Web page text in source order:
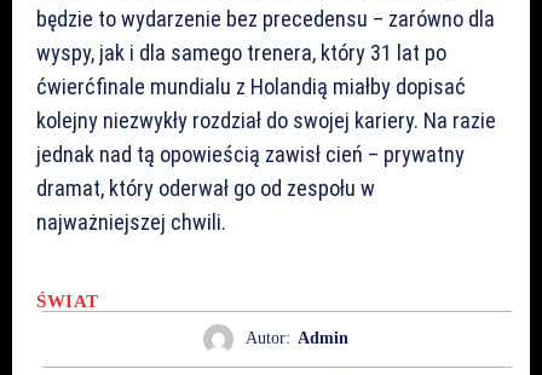
będzie to wydarzenie bez precedensu – zarówno dla
wyspy, jak i dla samego trenera, który 31 lat po
ćwierćfinale mundialu z Holandią miałby dopisać
kolejny niezwykły rozdział do swojej kariery. Na razie
jednak nad tą opowieścią zawisł cień – prywatny
dramat, który oderwał go od zespołu w
najważniejszej chwili.
ŚWIAT
Autor: Admin